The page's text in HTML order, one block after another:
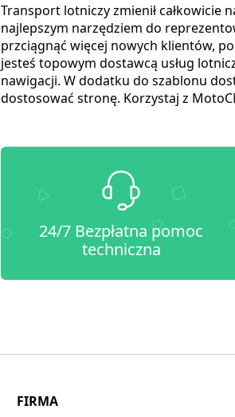
Transport lotniczy zmienił całkowicie
najlepszym narzędziem do
przciągnąć więcej nowych klientów,
jesteś topowym dostawcą usług
nawigacji. W dodatku do szablonu
dostosować stronę. Korzystaj z
24/7 Bezpłatna pomoc
techniczna
FIRMA